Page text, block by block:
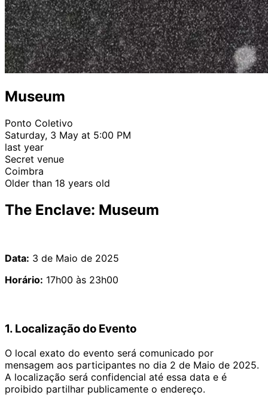
Museum
Ponto Coletivo
Saturday, 3 May at 5:00 PM
last year
Secret venue
Coimbra
Older than 18 years old
The Enclave: Museum
Data: 3 de Maio de 2025
Horário: 17h00 às 23h00
1. Localização do Evento
O local exato do evento será comunicado por
mensagem aos participantes no dia 2 de Maio de 2025.
A localização será confidencial até essa data e é
proibido partilhar publicamente o endereço.